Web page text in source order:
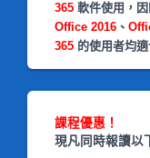
365 軟件使用，
Office 2016 、
365 的使用者均
課程優惠！
現凡同時報讀以